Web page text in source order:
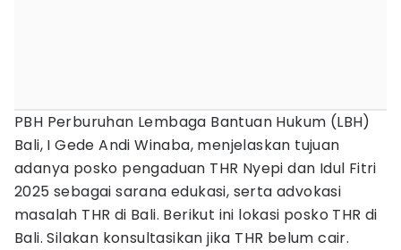
PBH Perburuhan Lembaga Bantuan Hukum (LBH)
Bali, I Gede Andi Winaba, menjelaskan tujuan
adanya posko pengaduan THR Nyepi dan Idul Fitri
2025 sebagai sarana edukasi, serta advokasi
masalah THR di Bali. Berikut ini lokasi posko THR di
Bali. Silakan konsultasikan jika THR belum cair.